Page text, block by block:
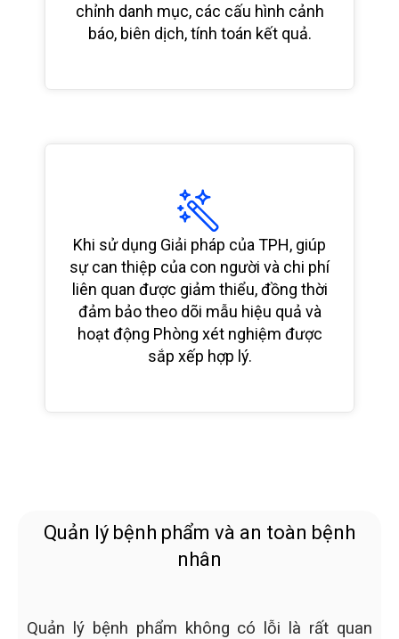
chỉnh danh mục, các cấu hình cảnh
báo, biên dịch, tính toán kết quả.
Khi sử dụng Giải pháp của TPH, giúp
sự can thiệp của con người và chi phí
liên quan được giảm thiểu, đồng thời
đảm bảo theo dõi mẫu hiệu quả và
hoạt động Phòng xét nghiệm được
sắp xếp hợp lý.
Quản lý bệnh phẩm và an toàn bệnh
nhân
Quản lý bệnh phẩm không có lỗi là rất quan